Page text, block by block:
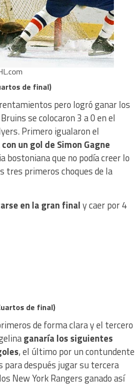
de final)
pero logró ganar los
se colocaron 3 a 0 en el
Primero igualaron el
con un gol de Simon Gagne
que no podía creer lo
tres primeros choques de la
en la gran finaly caer por 4
de final)
de forma clara y el tercero
ganaría los siguientes
, el último por un contundente
para después jugar su tercera
New York Rangers ganado así